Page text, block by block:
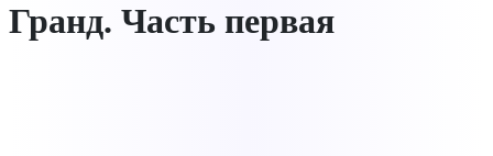
Гранд. Часть первая